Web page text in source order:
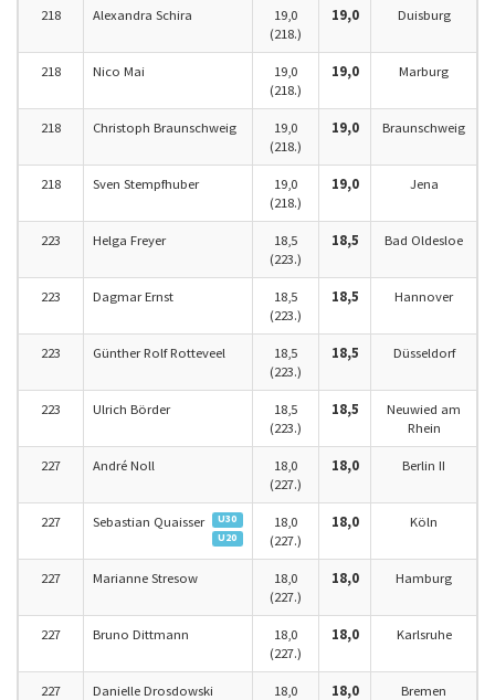
218 Alexandra Schira
19,0
(218.)
19,0 Duisburg
218 Nico Mai
19,0
(218.)
19,0 Marburg
218 Christoph Braunschweig
19,0
(218.)
19,0 Braunschweig
218 Sven Stempfhuber
19,0
(218.)
19,0 Jena
223 Helga Freyer
18,5
(223.)
18,5 Bad Oldesloe
223 Dagmar Ernst
18,5
(223.)
18,5 Hannover
223 Günther Rolf Rotteveel
18,5
(223.)
18,5 Düsseldorf
223 Ulrich Börder
18,5
(223.)
18,5
Neuwied am
Rhein
227 André Noll
18,0
(227.)
18,0 Berlin II
227 Sebastian Quaisser
U30
U20
18,0
(227.)
18,0 Köln
227 Marianne Stresow
18,0
(227.)
18,0 Hamburg
227 Bruno Dittmann
18,0
(227.)
18,0 Karlsruhe
227 Danielle Drosdowski
18,0
18,0 Bremen